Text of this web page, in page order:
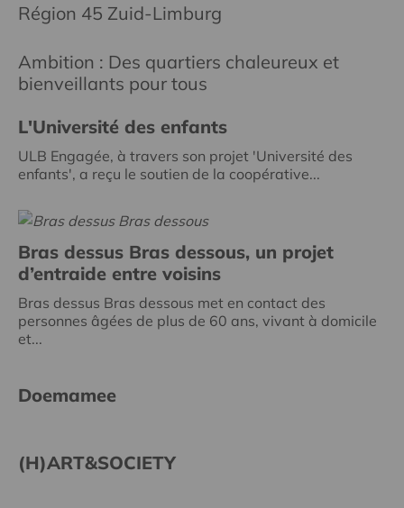
Région 45 Zuid-Limburg
Ambition : Des quartiers chaleureux et
bienveillants pour tous
L'Université des enfants
ULB Engagée, à travers son projet 'Université des
enfants', a reçu le soutien de la coopérative...
Bras dessus Bras dessous, un projet
d’entraide entre voisins
Bras dessus Bras dessous met en contact des
personnes âgées de plus de 60 ans, vivant à domicile
et...
Doemamee
(H)ART&SOCIETY